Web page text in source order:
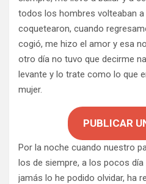
todos los hombres volteaban
coquetearon, cuando
cogió, me hizo el amor y esa
otro día no tuvo que decirme
levante y lo trate como lo que
mujer.
PUBLICAR
Por la noche cuando nuestro
los de siempre, a los pocos
jamás lo he podido olvidar, ha